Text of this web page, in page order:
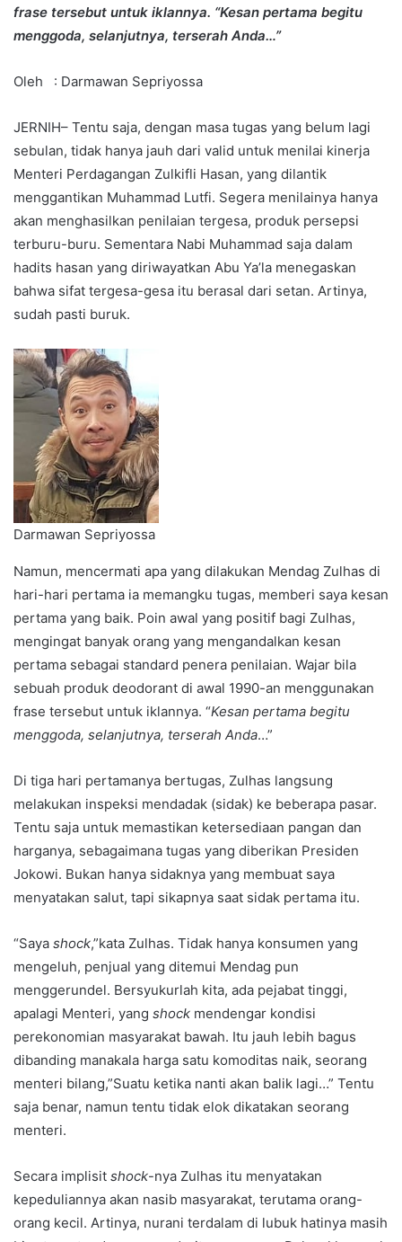
frase tersebut untuk iklannya. “Kesan pertama begitu
menggoda, selanjutnya, terserah Anda…”
Oleh : Darmawan Sepriyossa
JERNIH– Tentu saja, dengan masa tugas yang belum lagi
sebulan, tidak hanya jauh dari valid untuk menilai kinerja
Menteri Perdagangan Zulkifli Hasan, yang dilantik
menggantikan Muhammad Lutfi. Segera menilainya hanya
akan menghasilkan penilaian tergesa, produk persepsi
terburu-buru. Sementara Nabi Muhammad saja dalam
hadits hasan yang diriwayatkan Abu Ya’la menegaskan
bahwa sifat tergesa-gesa itu berasal dari setan. Artinya,
sudah pasti buruk.
Darmawan Sepriyossa
Namun, mencermati apa yang dilakukan Mendag Zulhas di
hari-hari pertama ia memangku tugas, memberi saya kesan
pertama yang baik. Poin awal yang positif bagi Zulhas,
mengingat banyak orang yang mengandalkan kesan
pertama sebagai standard penera penilaian. Wajar bila
sebuah produk deodorant di awal 1990-an menggunakan
frase tersebut untuk iklannya. “Kesan pertama begitu
menggoda, selanjutnya, terserah Anda…”
Di tiga hari pertamanya bertugas, Zulhas langsung
melakukan inspeksi mendadak (sidak) ke beberapa pasar.
Tentu saja untuk memastikan ketersediaan pangan dan
harganya, sebagaimana tugas yang diberikan Presiden
Jokowi. Bukan hanya sidaknya yang membuat saya
menyatakan salut, tapi sikapnya saat sidak pertama itu.
“Saya shock,”kata Zulhas. Tidak hanya konsumen yang
mengeluh, penjual yang ditemui Mendag pun
menggerundel. Bersyukurlah kita, ada pejabat tinggi,
apalagi Menteri, yang shock mendengar kondisi
perekonomian masyarakat bawah. Itu jauh lebih bagus
dibanding manakala harga satu komoditas naik, seorang
menteri bilang,”Suatu ketika nanti akan balik lagi…” Tentu
saja benar, namun tentu tidak elok dikatakan seorang
menteri.
Secara implisit shock-nya Zulhas itu menyatakan
kepeduliannya akan nasib masyarakat, terutama orang-
orang kecil. Artinya, nurani terdalam di lubuk hatinya masih